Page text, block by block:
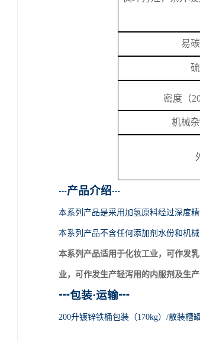
易
密度（
机械
┅产品介绍┅
本系列产品是采用加氢原料经过深度
本系列产品不含任何添加剂水份和机
本系列产品适用于化妆工业，可作发
业，可作发生产轻泻用的内服剂及生产
┅包装·运输┅
200升镀锌铁桶包装（170kg）/散装槽